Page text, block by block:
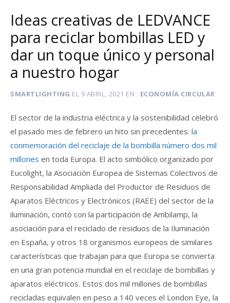
Ideas creativas de LEDVANCE
para reciclar bombillas LED y
dar un toque único y personal
a nuestro hogar
SMARTLIGHTING EL 9 ABRIL, 2021 EN ECONOMÍA CIRCULAR
El sector de la industria eléctrica y la sostenibilidad celebró
el pasado mes de febrero un hito sin precedentes: la
conmemoración del reciclaje de la bombilla número dos mil
millones en toda Europa. El acto simbólico organizado por
Eucolight, la Asociación Europea de Sistemas Colectivos de
Responsabilidad Ampliada del Productor de Residuos de
Aparatos Eléctricos y Electrónicos (RAEE) del sector de la
iluminación, contó con la participación de Ambilamp, la
asociación para el reciclado de residuos de la Iluminación
en España, y otros 18 organismos europeos de similares
características que trabajan para que Europa se convierta
en una gran potencia mundial en el reciclaje de bombillas y
aparatos eléctricos. Estos dos mil millones de bombillas
recicladas equivalen en peso a 140 veces el London Eye, la